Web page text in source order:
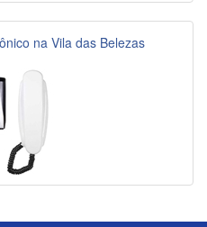
na Vila das Belezas